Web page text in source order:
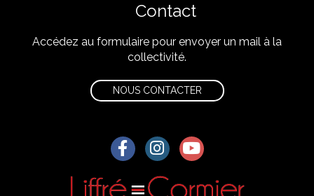
Contact
Accédez au formulaire pour envoyer un mail à la
collectivité.
NOUS CONTACTER
Lien vers le compte Facebook
Lien vers le compte
Lien vers la chaîne